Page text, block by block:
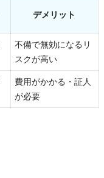
デメリット
不備で無効になるリ
スクが高い
費用がかかる・証人
が必要